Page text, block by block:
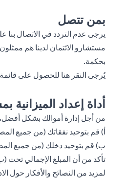
بمن تتصل
يرجى عدم التردد في الاتصال بنا
بحكمة.
يُرجى النقر هنا للحصول على قائمة
أداة إعداد الميزانية
من أجل إدارة أموالك بشكل أفضل،
أ) قم بتوحيد نفقاتك (من جميع
ب) قم بتوحيد دخلك (من جميع
تأكد من أن المبلغ الإجمالي
لمزيد من النصائح والأفكار حول